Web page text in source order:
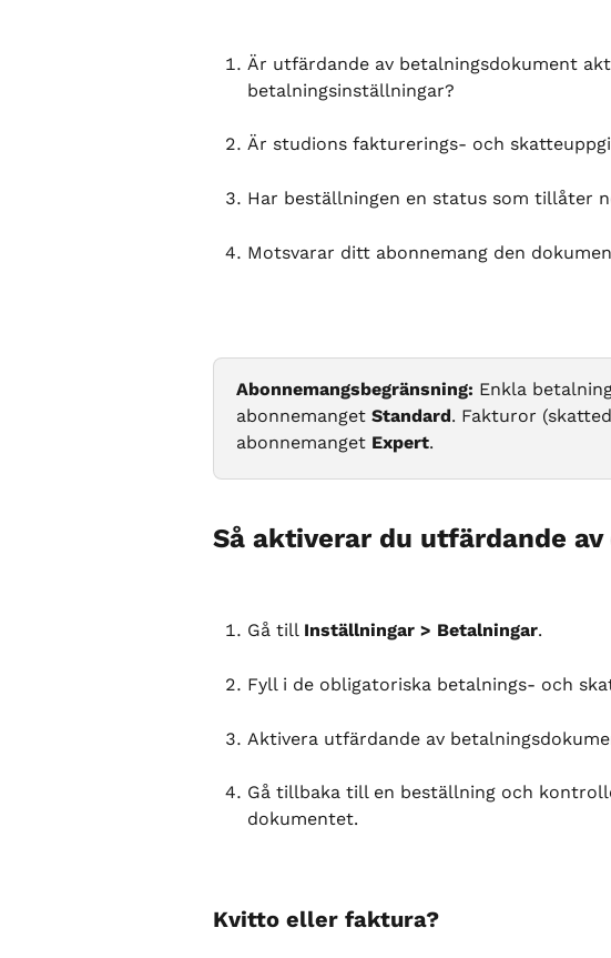
Är utfärdande av betalningsdokument
betalningsinställningar?
Är studions fakturerings- och
Har beställningen en status som tillåter
Motsvarar ditt abonnemang den
Abonnemangsbegränsning: Enkla
abonnemanget Standard. Fakturor
abonnemanget Expert.
Så aktiverar du utfärdande
Gå till Inställningar > Betalningar.
Fyll i de obligatoriska betalnings- och
Aktivera utfärdande av
Gå tillbaka till en beställning och
dokumentet.
Kvitto eller faktura?